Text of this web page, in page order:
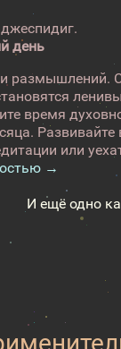
день
размышлений.
время
или
→
И ещё одно